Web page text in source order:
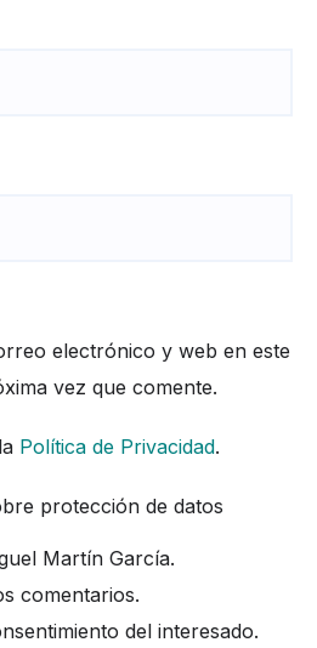
electrónico y web en este
vez que comente.
Política de Privacidad.
protección de datos
Martín García.
comentarios.
del interesado.